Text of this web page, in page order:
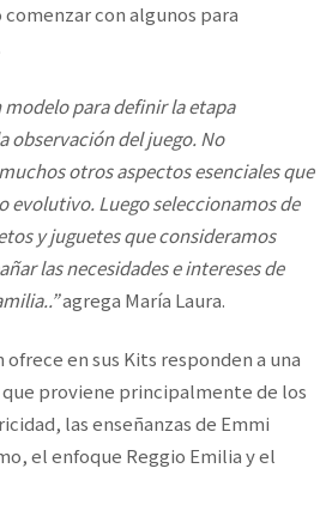
con algunos para
para definir la etapa
observación del juego. No
otros aspectos esenciales que
evolutivo. Luego seleccionamos de
y juguetes que consideramos
las necesidades e intereses de
agrega María Laura.
ofrece en sus Kits responden a una
proviene principalmente de los
las enseñanzas de Emmi
el enfoque Reggio Emilia y el